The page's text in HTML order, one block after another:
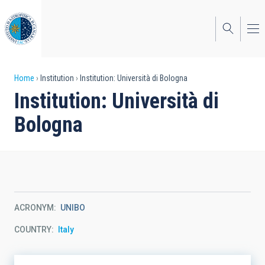
to
main
content
Breadcrumb
Home Institution Institution: Università di Bologna
Institution: Università di
Bologna
ACRONYM UNIBO
COUNTRY Italy